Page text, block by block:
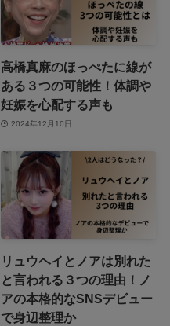
高橋真麻のほっぺたに線が
ある３つの可能性！体調や
妊娠を心配する声も
2024年12月10日
リュウヘイとノアは別れた
と言われる３つの理由！ノ
アの本格的なSNSデビュー
で身辺整理か